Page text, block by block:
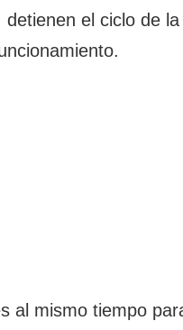
el ciclo de
al mismo tiempo